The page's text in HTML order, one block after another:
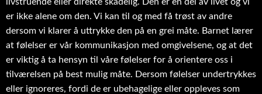
er ikke alene om den. Vi kan til og med få trøst av andre
dersom vi klarer å uttrykke den på en grei måte. Barnet lærer
at følelser er vår kommunikasjon med omgivelsene, og at det
er viktig å ta hensyn til våre følelser for å orientere oss i
tilværelsen på best mulig måte. Dersom følelser undertrykkes
eller ignoreres, fordi de er ubehagelige eller oppleves som